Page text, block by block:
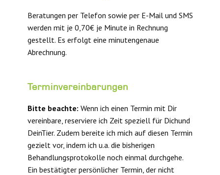
Beratungen per Telefon sowie per E-Mail und SMS
werden mit je 0,70€ je Minute in Rechnung
gestellt. Es erfolgt eine minutengenaue
Abrechnung.
Terminvereinbarungen
Bitte beachte: Wenn ich einen Termin mit Dir
vereinbare, reserviere ich Zeit speziell für Dichund
DeinTier. Zudem bereite ich mich auf diesen Termin
gezielt vor, indem ich u.a. die bisherigen
Behandlungsprotokolle noch einmal durchgehe.
Ein bestätigter persönlicher Termin, der nicht